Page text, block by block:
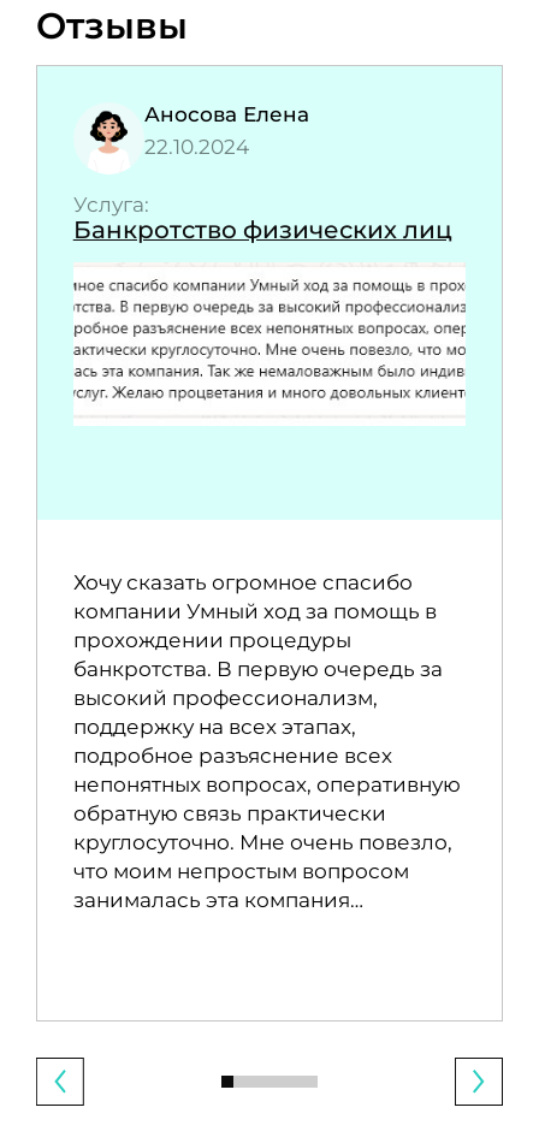
Отзывы
Аносова Елена
22.10.2024
Услуга:
Банкротство физических лиц
Хочу сказать огромное спасибо
компании Умный ход за помощь в
прохождении процедуры
банкротства. В первую очередь за
высокий профессионализм,
поддержку на всех этапах,
подробное разъяснение всех
непонятных вопросах, оперативную
обратную связь практически
круглосуточно. Мне очень повезло,
что моим непростым вопросом
занималась эта компания…